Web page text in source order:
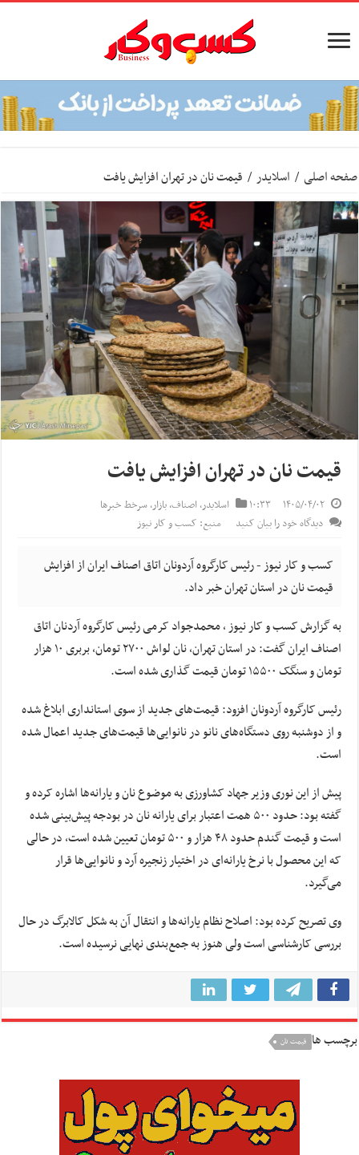
صفحه اصلی / اسلایدر / قیمت نان در تهران افزایش یافت
قیمت نان در تهران افزایش یافت
۱۴۰۵/۰۴/۰۲ ۱۰:۳۳ اسلایدر,اصناف,بازار,سرخط خبرها
دیدگاه خود را بیان کنید
منبع: کسب و کار نیوز
کسب و کار نیوز - رئیس کارگروه آردونان اتاق اصناف ایران از افزایش
قیمت نان در استان تهران خبر داد.
به گزارش کسب و کار نیوز ، محمدجواد کرمی رئیس کارگروه آردنان اتاق
اصناف ایران گفت: در استان تهران، نان لواش ۲۷۰۰ تومان، بربری ۱۰ هزار
تومان و سنگک ۱۵۵۰۰ تومان قیمت گذاری شده است.
رئیس کارگروه آردونان افزود: قیمت‌های جدید از سوی استانداری ابلاغ شده
و از دوشنبه روی دستگاه‌های نانو در نانوایی‌ها قیمت‌های جدید اعمال شده
است.
پیش از این نوری وزیر جهاد کشاورزی به موضوع نان و یارانه‌ها اشاره کرده و
گفته بود: حدود ۵۰۰ همت اعتبار برای یارانه نان در بودجه پیش‌بینی شده
است و قیمت گندم حدود ۴۸ هزار و ۵۰۰ تومان تعیین شده است، در حالی
که این محصول با نرخ یارانه‌ای در اختیار زنجیره آرد و نانوایی‌ها قرار
می‌گیرد.
وی تصریح کرده بود: اصلاح نظام یارانه‌ها و انتقال آن به شکل کالابرگ در حال
بررسی کارشناسی است ولی هنوز به جمع‌بندی نهایی نرسیده است.
برچسب ها قیمت نان